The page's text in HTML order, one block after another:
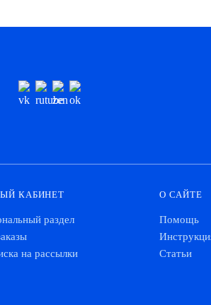
КАБИНЕТ
раздел
на рассылки
О САЙТЕ
Помощь
Статьи